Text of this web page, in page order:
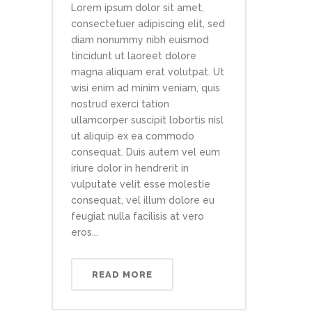
Lorem ipsum dolor sit amet,
consectetuer adipiscing elit, sed
diam nonummy nibh euismod
tincidunt ut laoreet dolore
magna aliquam erat volutpat. Ut
wisi enim ad minim veniam, quis
nostrud exerci tation
ullamcorper suscipit lobortis nisl
ut aliquip ex ea commodo
consequat. Duis autem vel eum
iriure dolor in hendrerit in
vulputate velit esse molestie
consequat, vel illum dolore eu
feugiat nulla facilisis at vero
eros...
READ MORE